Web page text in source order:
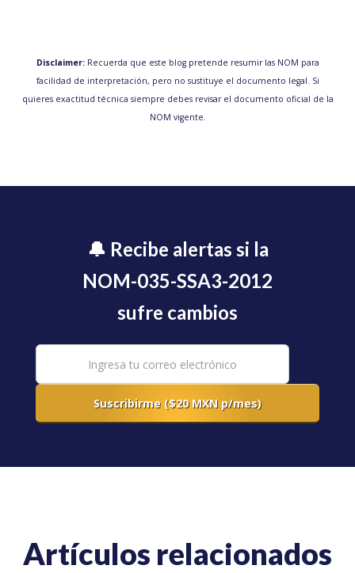
Disclaimer: Recuerda que este blog pretende resumir las NOM para
facilidad de interpretación, pero no sustituye el documento legal. Si
quieres exactitud técnica siempre debes revisar el documento oficial de la
NOM vigente.
🔔 Recibe alertas si la
NOM-035-SSA3-2012
sufre cambios
Artículos relacionados